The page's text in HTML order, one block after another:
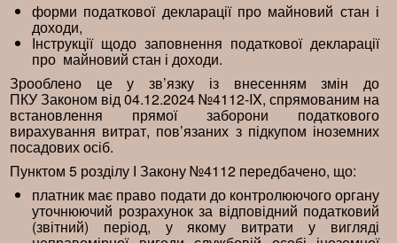
Довідники
Контакти
форми податкової декларації про майновий стан і
доходи,
Інструкції щодо заповнення податкової декларації
про майновий стан і доходи.
Зрооблено це у зв’язку із внесенням змін до
ПКУ Законом від 04.12.2024 №4112-IX, спрямованим на
встановлення прямої заборони податкового
вирахування витрат, пов’язаних з підкупом іноземних
посадових осіб.
Пунктом 5 розділу І Закону №4112 передбачено, що:
платник має право подати до контролюючого органу
уточнюючий розрахунок за відповідний податковий
(звітний) період, у якому витрати у вигляді